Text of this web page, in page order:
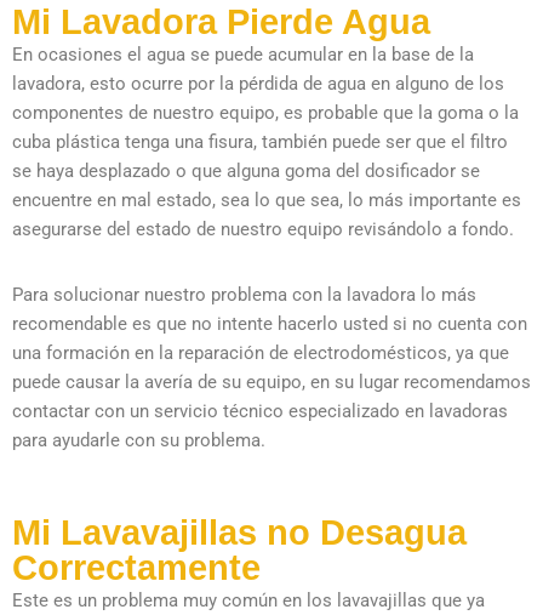
Mi Lavadora Pierde Agua
En ocasiones el agua se puede acumular en la base de la
lavadora, esto ocurre por la pérdida de agua en alguno de los
componentes de nuestro equipo, es probable que la goma o la
cuba plástica tenga una fisura, también puede ser que el filtro
se haya desplazado o que alguna goma del dosificador se
encuentre en mal estado, sea lo que sea, lo más importante es
asegurarse del estado de nuestro equipo revisándolo a fondo.
Para solucionar nuestro problema con la lavadora lo más
recomendable es que no intente hacerlo usted si no cuenta con
una formación en la reparación de electrodomésticos, ya que
puede causar la avería de su equipo, en su lugar recomendamos
contactar con un servicio técnico especializado en lavadoras
para ayudarle con su problema.
Mi Lavavajillas no Desagua
Correctamente
Este es un problema muy común en los lavavajillas que ya